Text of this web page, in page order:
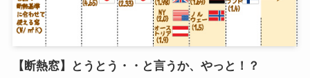
【断熱窓】とうとう・・と言うか、やっと！？